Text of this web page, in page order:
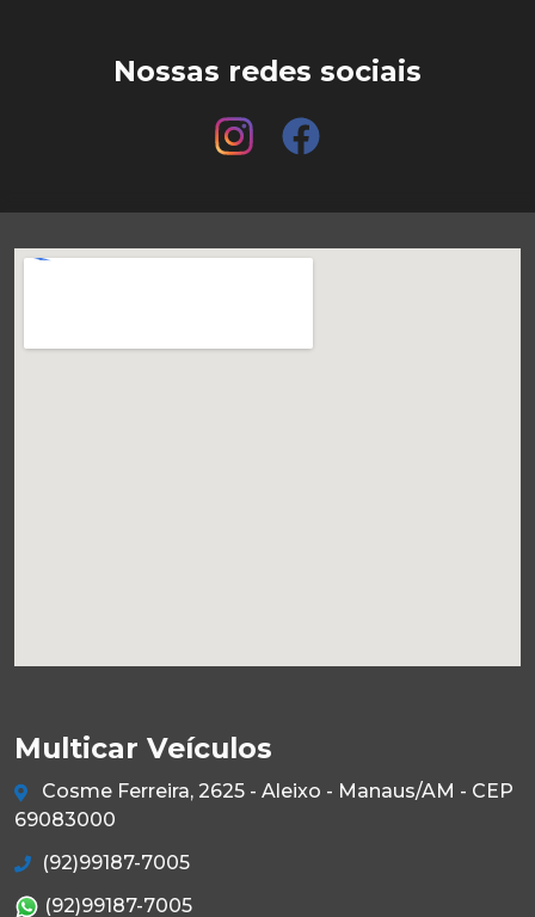
Nossas redes sociais
Multicar Veículos
Cosme Ferreira, 2625 - Aleixo - Manaus/AM - CEP
69083000
(92)99187-7005
(92)99187-7005